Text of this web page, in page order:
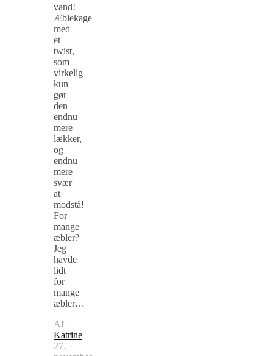
vand!
Æblekage
med
et
twist,
som
virkelig
kun
gør
den
endnu
mere
lækker,
og
endnu
mere
svær
at
modstå!
For
mange
æbler?
Jeg
havde
lidt
for
mange
æbler…
Af
Katrine
27.